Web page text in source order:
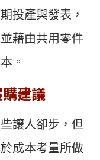
投產與發表，
藉由共用零件
。
建議
讓人卻步，但
成本考量所做